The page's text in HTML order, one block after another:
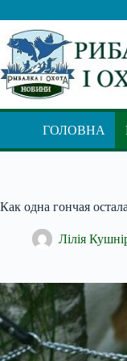
до
вмісту
ГОЛОВНА
Как одна гончая
Лілія